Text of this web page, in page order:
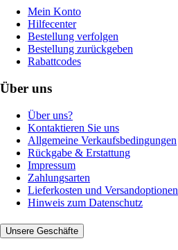
Mein Konto
Hilfecenter
Bestellung verfolgen
Bestellung zurückgeben
Rabattcodes
Über uns
Über uns?
Kontaktieren Sie uns
Allgemeine Verkaufsbedingungen
Rückgabe & Erstattung
Impressum
Zahlungsarten
Lieferkosten und Versandoptionen
Hinweis zum Datenschutz
Unsere Geschäfte